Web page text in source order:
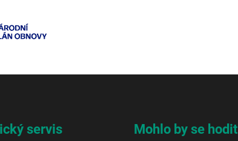
servis Mohlo by se hodit